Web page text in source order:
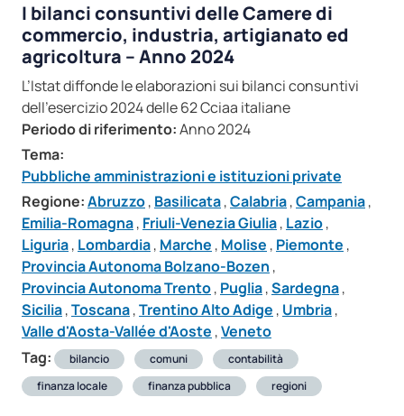
I bilanci consuntivi delle Camere di
commercio, industria, artigianato ed
agricoltura – Anno 2024
L’Istat diffonde le elaborazioni sui bilanci consuntivi
dell’esercizio 2024 delle 62 Cciaa italiane
Periodo di riferimento:Anno 2024
Tema:
Pubbliche amministrazioni e istituzioni private
Regione:Abruzzo, Basilicata,Calabria,Campania,
Emilia-Romagna, Friuli-Venezia Giulia, Lazio,
Liguria, Lombardia, Marche , Molise , Piemonte ,
Provincia Autonoma Bolzano-Bozen ,
Provincia Autonoma Trento, Puglia,Sardegna,
Sicilia,Toscana,Trentino Alto Adige , Umbria,
Valle d'Aosta-Vallée d'Aoste ,Veneto
Tag:
bilancio comuni
contabilità
finanza locale
finanza pubblica regioni